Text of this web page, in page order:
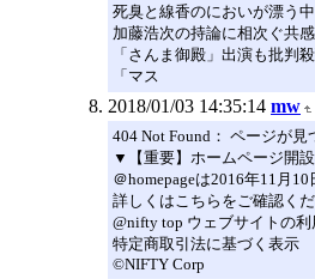
死臭と線香のにおいが漂う
加藤浩次の持論に相次ぐ共感
「さんま御殿」出演も批判
「マス
2018/01/03 14:35:14 mw
404 Not Found： ページが見
▼【重要】ホームページ開
＠homepageは2016年11月
詳しくはこちらをご確認くだ
@nifty top ウェブサイトの
特定商取引法に基づく表示
©NIFTY Corp